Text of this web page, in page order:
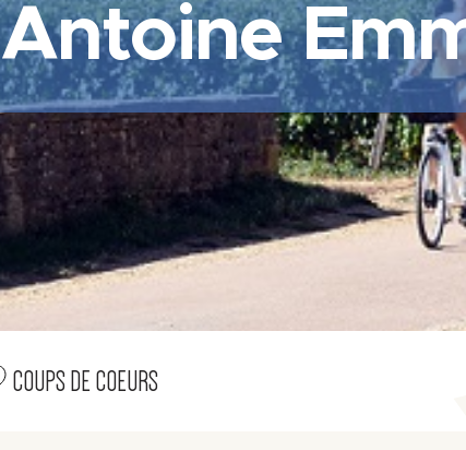
Antoine
COUPS DE COEURS